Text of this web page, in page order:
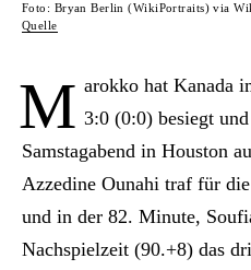
Foto: Bryan Berlin (WikiPortraits) via
Quelle
M arokko hat Kanada
3:0 (0:0) besiegt
Samstagabend in Houston
Azzedine Ounahi traf für
und in der 82. Minute,
Nachspielzeit (90.+8) das